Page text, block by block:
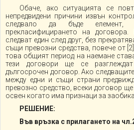
Обаче, ако ситуацията се
непредвидени причини извън
следвало да бъде елемент,
прекласифицирането на
следват един след друг, без
същи превозни средства, повече от
това общият период на наемане
тези договори ще се
дългосрочен договор. Ако
между едни и същи страни
превозно средство, всеки договор
освен когато има признаци за
РЕШЕНИЕ:
Във връзка с прилагането на